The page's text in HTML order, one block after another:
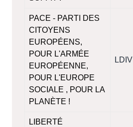
PACE - PARTI DES
CITOYENS
EUROPÉENS,
POUR L'ARMÉE
EUROPÉENNE,
POUR L'EUROPE
SOCIALE , POUR LA
PLANÈTE !
LDIV
LIBERTÉ